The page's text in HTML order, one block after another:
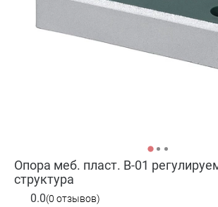
Опора меб. пласт. B-01
структура
0.0(0 отзывов)